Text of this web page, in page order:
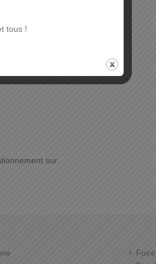
sur
tous !